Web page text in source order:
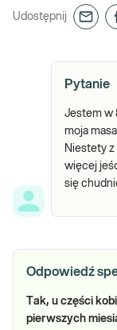
Udostępnij
Pytanie
Jestem w
moja
Niestety z
więcej
się
Odpowiedź
Tak, u części
pierwszych